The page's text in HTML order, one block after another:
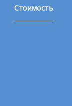
Стоимость